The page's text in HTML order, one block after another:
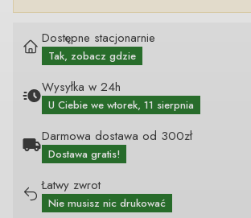
Dostępne stacjonarnie
Tak, zobacz gdzie
Wysyłka w 24h
U Ciebie we wtorek, 11 sierpnia
Darmowa dostawa od 300zł
Dostawa gratis!
Łatwy zwrot
Nie musisz nic drukować